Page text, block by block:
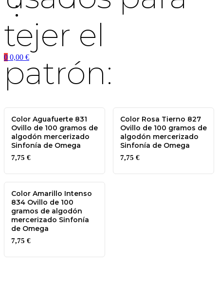
0 0,00 €
tejer el
patrón:
Color Aguafuerte 831
Ovillo de 100 gramos de
algodón mercerizado
Sinfonía de Omega
7,75 €
Color Rosa Tierno 827
Ovillo de 100 gramos de
algodón mercerizado
Sinfonía de Omega
7,75 €
Color Amarillo Intenso
834 Ovillo de 100
gramos de algodón
mercerizado Sinfonía
de Omega
7,75 €